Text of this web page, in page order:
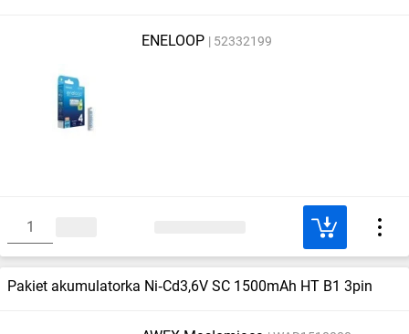
ENELOOP 52332199
Pakiet akumulatorka Ni‑Cd3,6V SC 1500mAh HT B1 3pin